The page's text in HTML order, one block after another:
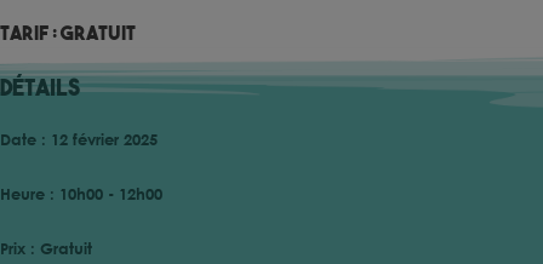
Tarif : Gratuit
Détails
Date : 12 février 2025
Heure : 10h00 - 12h00
Prix : Gratuit